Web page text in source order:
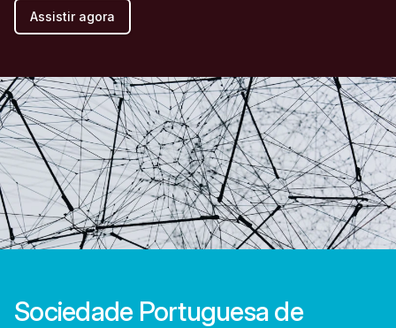
Assistir agora
Sociedade Portuguesa de